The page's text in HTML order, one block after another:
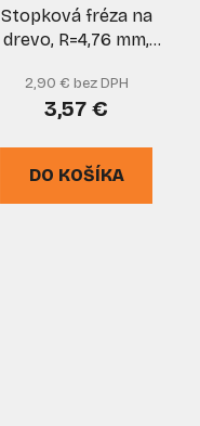
Stopková fréza na
drevo, R=4,76 mm,
stopka 6 mm, XL-
TOOLS
2,90 € bez DPH
3,57 €
DO KOŠÍKA